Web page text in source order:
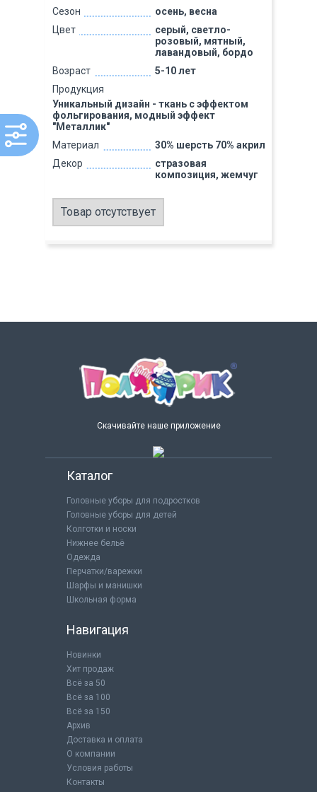
Сезон
осень, весна
Цвет
серый, светло-
розовый, мятный,
лавандовый, бордо
Возраст
5-10 лет
Продукция
Уникальный дизайн - ткань с эффектом
фольгирования, модный эффект
"Металлик"
Материал
30% шерсть 70% акрил
Декор
стразовая
композиция, жемчуг
Товар отсутствует
Скачивайте наше приложение
Каталог
Головные уборы для подростков
Головные уборы для детей
Колготки и носки
Нижнее бельё
Одежда
Перчатки/варежки
Шарфы и манишки
Школьная форма
Навигация
Новинки
Хит продаж
Всё за 50
Всё за 100
Всё за 150
Архив
Доставка и оплата
О компании
Условия работы
Контакты